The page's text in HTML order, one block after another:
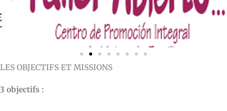
LES OBJECTIFS ET MISSIONS
3 objectifs :